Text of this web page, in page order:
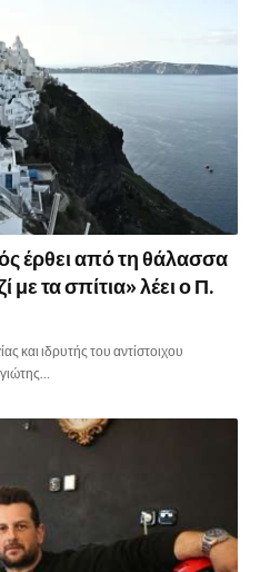
έρθει από τη θάλασσα
με τα σπίτια» λέει ο Π.
και ιδρυτής του αντίστοιχου